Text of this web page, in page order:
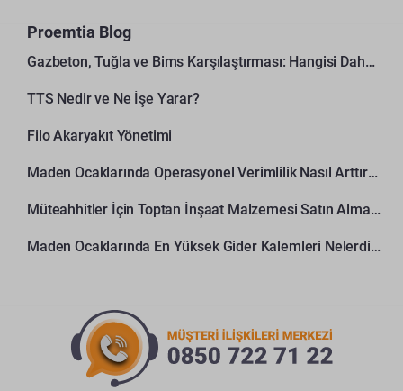
Proemtia Blog
Gazbeton, Tuğla ve Bims Karşılaştırması: Hangisi Daha Avantajlı?
TTS Nedir ve Ne İşe Yarar?
Filo Akaryakıt Yönetimi
Maden Ocaklarında Operasyonel Verimlilik Nasıl Arttırılır?
Müteahhitler İçin Toptan İnşaat Malzemesi Satın Alma Rehberi
Maden Ocaklarında En Yüksek Gider Kalemleri Nelerdir?